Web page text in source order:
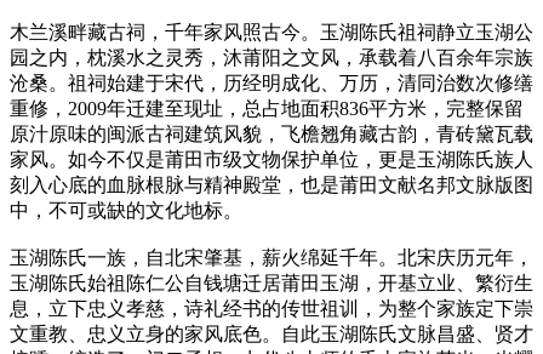
木兰溪畔藏古祠，千年家风照古今。玉湖陈氏祖祠静立玉湖公
园之内，枕溪水之灵秀，沐莆阳之文风，承载着八百余年宗族
沧桑。祖祠始建于宋代，历经明成化、万历，清同治数次修缮
重修，2009年迁建至现址，总占地面积836平方米，完整保留
原汁原味的闽派古祠建筑风貌，飞檐翘角藏古韵，青砖黛瓦载
家风。如今不仅是莆田市级文物保护单位，更是玉湖陈氏族人
刻入心底的血脉根脉与精神殿堂，也是莆田文献名邦文脉版图
中，不可或缺的文化地标。
玉湖陈氏一族，自北宋肇基，薪火绵延千年。北宋庆历元年，
玉湖陈氏始祖陈仁公自钱塘迁居莆田玉湖，开基立业、繁衍生
息，立下忠义孝慈，诗礼经书的传世祖训，为整个家族定下崇
文重教、忠义立身的家风底色。自此玉湖陈氏文脉昌盛、贤才